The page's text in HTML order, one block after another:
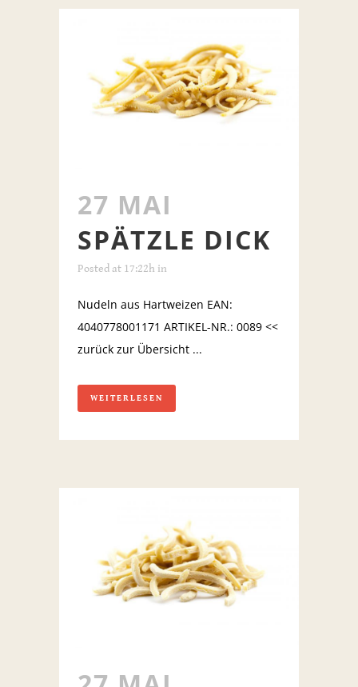
27 MAI
SPÄTZLE DICK
Posted at 17:22h in
Nudeln aus Hartweizen EAN:
4040778001171 ARTIKEL-NR.: 0089 <<
zurück zur Übersicht ...
WEITERLESEN